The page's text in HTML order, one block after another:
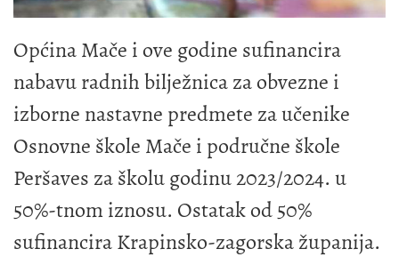
Općina Mače i ove godine sufinancira
nabavu radnih bilježnica za obvezne i
izborne nastavne predmete za učenike
Osnovne škole Mače i područne škole
Peršaves za školu godinu 2023/2024. u
50%-tnom iznosu. Ostatak od 50%
sufinancira Krapinsko-zagorska županija.